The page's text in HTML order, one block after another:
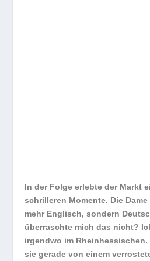
In der Folge erlebte der Markt
schrilleren Momente. Die
mehr Englisch, sondern
überraschte mich das nicht?
irgendwo im
sie gerade von einem